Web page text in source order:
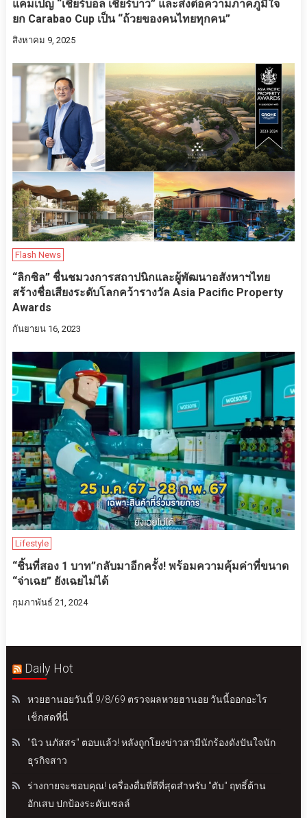
แคมเปญ “เชียร์บอล เชียร์บาว” และส่งต่อความภาคภูมิใจ
ยก Carabao Cup เป็น “ถ้วยของคนไทยทุกคน”
สิงหาคม 9, 2025
Flash News
“ลิกซิล” ชื่นชมวงการสถาปนิกและผู้พัฒนาอสังหาฯไทย
สร้างชื่อเสียงระดับโลกคว้ารางวัล Asia Pacific Property
Awards
กันยายน 16, 2023
Lifestyle
“ชิ้นที่สอง 1 บาท”กลับมาอีกครั้ง! พร้อมความคุ้มค่าที่ขนาด
“จ่าเฉย” ยังเฉยไม่ได้
กุมภาพันธ์ 21, 2024
Daily Hot
หวยฮานอยวันนี้ 9/8/69 ตรวจผลหวยฮานอย วันนี้ออกอะไร
เช็กสดที่นี่
"นิว นภัสสร" ตอบแล้ว! หลังถูกโยงข่าวสามีนักร้องดังปันใจนัก
ธุรกิจสาว
ร่างกายจะขอบคุณ! เครื่องดื่มที่ดีที่สุดสำหรับ "ตับ" ฤทธิ์ต้าน
อักเสบ ปกป้องระดับเซลล์